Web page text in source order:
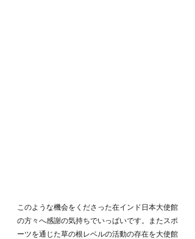
このような機会をくださった在インド日本大使館
の方々へ感謝の気持ちでいっぱいです。またスポ
ーツを通じた草の根レベルの活動の存在を大使館